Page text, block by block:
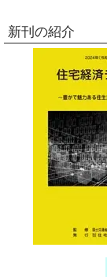
新刊の紹介